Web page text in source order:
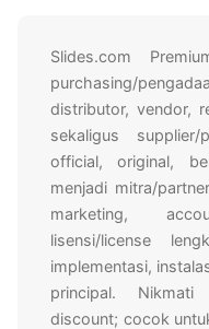
Slides.com
purchasing/
distributor, vendor,
sekaligus
official, original,
menjadi mitra/
marketing,
lisensi/license
implementasi,
principal.
discount; cocok